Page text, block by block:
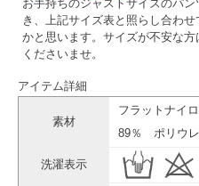
お手持ちのジャストサイズのパ
き、上記サイズ表と照らし合わ
かと思います。サイズが不安な
くださいませ。
アイテム詳細
素材
フラットナイ
89％ ポリウレ
洗濯表示